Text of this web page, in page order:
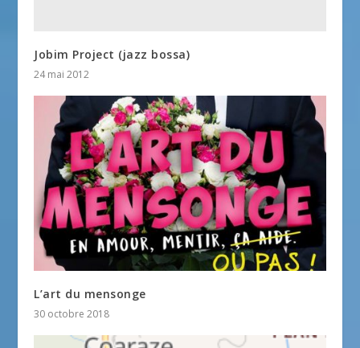
Jobim Project (jazz bossa)
24 mai 2012
L’art du mensonge
30 octobre 2018